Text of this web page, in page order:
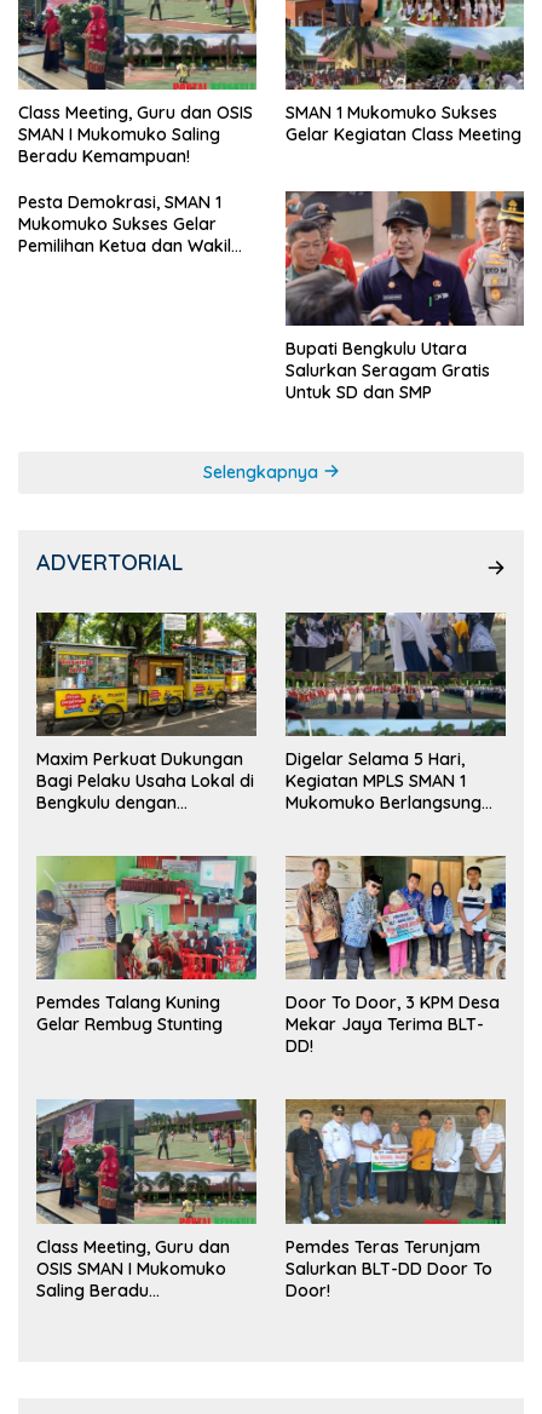
Class Meeting, Guru dan OSIS
SMAN I Mukomuko Saling
Beradu Kemampuan!
SMAN 1 Mukomuko Sukses
Gelar Kegiatan Class Meeting
Pesta Demokrasi, SMAN 1
Mukomuko Sukses Gelar
Pemilihan Ketua dan Wakil
Bupati Bengkulu Utara
Salurkan Seragam Gratis
Untuk SD dan SMP
Selengkapnya
ADVERTORIAL
Maxim Perkuat Dukungan
Bagi Pelaku Usaha Lokal di
Bengkulu dengan
Pasar
Digelar Selama 5 Hari,
Kegiatan MPLS SMAN 1
Mukomuko Berlangsung
Pemdes Talang Kuning
Gelar Rembug Stunting
Door To Door, 3 KPM Desa
Mekar Jaya Terima BLT-
DD!
Class Meeting, Guru dan
OSIS SMAN I Mukomuko
Saling Beradu
Pemdes Teras Terunjam
Salurkan BLT-DD Door To
Door!